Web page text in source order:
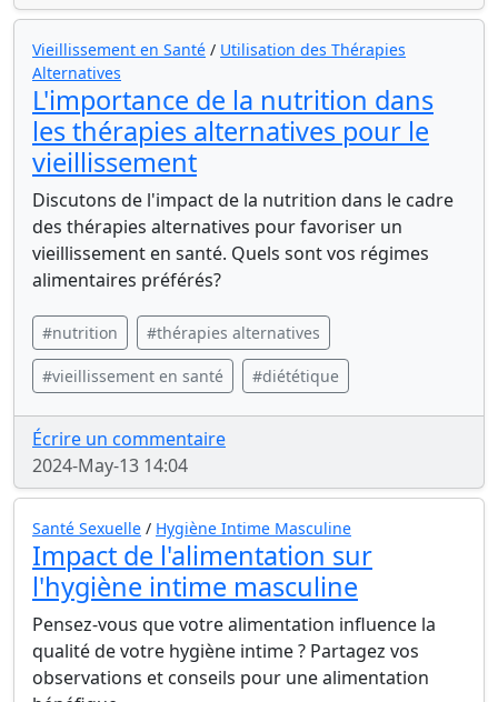
Vieillissement en Santé / Utilisation des Thérapies
Alternatives
L'importance de la nutrition dans
les thérapies alternatives pour le
vieillissement
Discutons de l'impact de la nutrition dans le cadre
des thérapies alternatives pour favoriser un
vieillissement en santé. Quels sont vos régimes
alimentaires préférés?
#nutrition #thérapies alternatives
#vieillissement en santé #diététique
Écrire un commentaire
2024-May-13 14:04
Santé Sexuelle / Hygiène Intime Masculine
Impact de l'alimentation sur
l'hygiène intime masculine
Pensez-vous que votre alimentation influence la
qualité de votre hygiène intime ? Partagez vos
observations et conseils pour une alimentation